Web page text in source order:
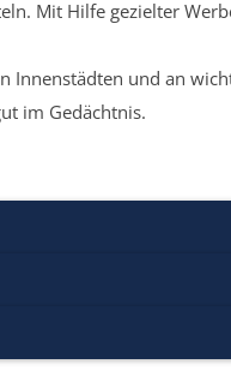
Mit Hilfe gezielter
Innenstädten und an
im Gedächtnis.